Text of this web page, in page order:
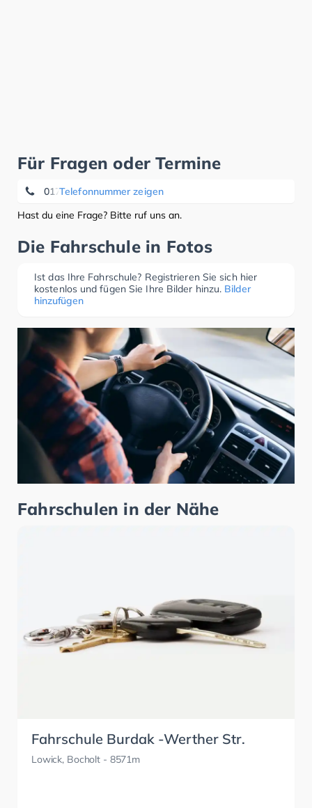
Für Fragen oder Termine
Telefonnummer zeigen
0172 2 53 28 21
Hast du eine Frage? Bitte ruf uns an.
Die Fahrschule in Fotos
Ist das Ihre Fahrschule? Registrieren Sie sich hier
kostenlos und fügen Sie Ihre Bilder hinzu. Bilder
hinzufügen
Fahrschulen in der Nähe
Fahrschule Burdak -Werther Str.
Lowick, Bocholt - 8571m